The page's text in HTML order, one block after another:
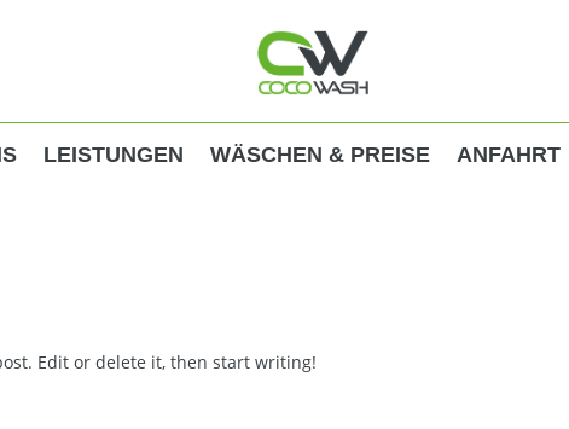
LEISTUNGEN WÄSCHEN & PREISE ANFAHRT
Edit or delete it, then start writing!